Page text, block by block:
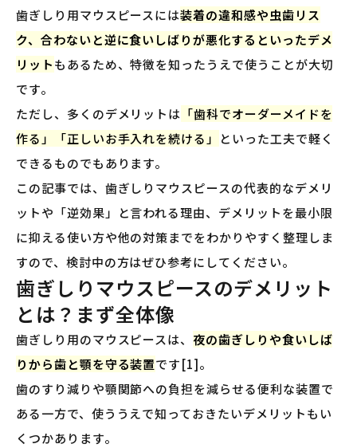
歯ぎしり用マウスピースには装着の違和感や虫歯リス
ク、合わないと逆に食いしばりが悪化するといったデメ
リットもあるため、特徴を知ったうえで使うことが大切
です。
ただし、多くのデメリットは 「歯科でオーダーメイドを
作る」「正しいお手入れを続ける」
といった工夫で軽く
できるものでもあります。
この記事では、歯ぎしりマウスピースの代表的なデメリ
ットや「逆効果」と言われる理由、デメリットを最小限
に抑える使い方や他の対策までをわかりやすく整理しま
すので、検討中の方はぜひ参考にしてください。
歯ぎしりマウスピースのデメリット
とは？まず全体像
歯ぎしり用のマウスピースは、夜の歯ぎしりや食いしば
りから歯と顎を守る装置です[1]。
歯のすり減りや顎関節への負担を減らせる便利な装置で
ある一方で、使ううえで知っておきたいデメリットもい
くつかあります。